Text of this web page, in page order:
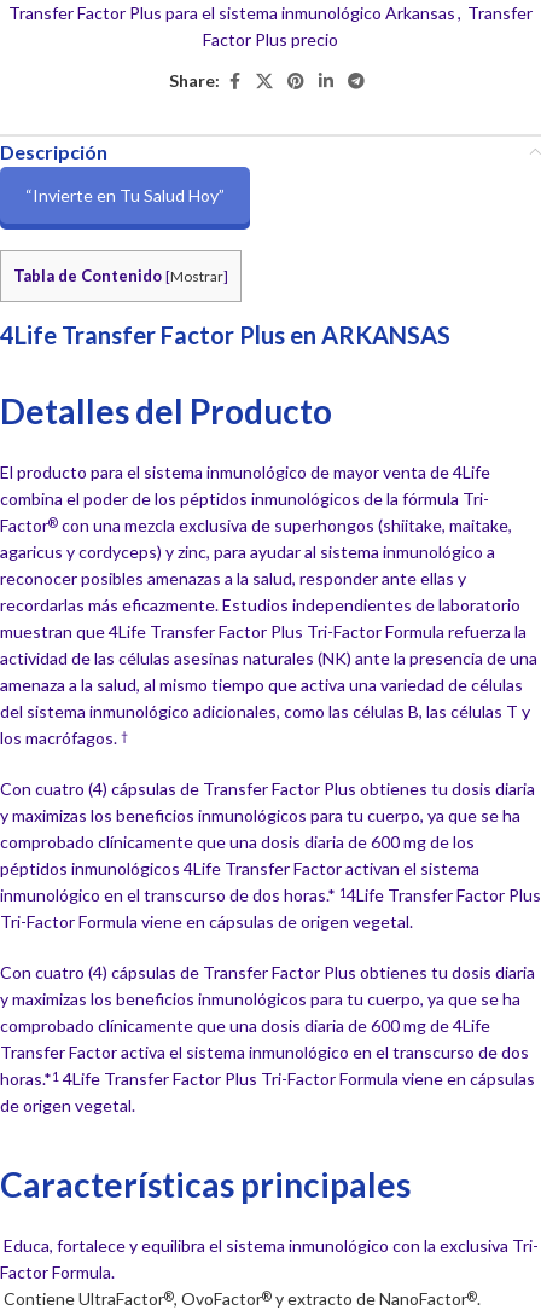
Transfer Factor Plus para el sistema inmunológico Arkansas, Transfer
Factor Plus precio
Share:
Descripción
“Invierte en Tu Salud Hoy”
Tabla de Contenido [Mostrar]
4Life Transfer Factor Plus en ARKANSAS
Detalles del Producto
El producto para el sistema inmunológico de mayor venta de 4Life
combina el poder de los péptidos inmunológicos de la fórmula Tri-
Factor® con una mezcla exclusiva de superhongos (shiitake, maitake,
agaricus y cordyceps) y zinc, para ayudar al sistema inmunológico a
reconocer posibles amenazas a la salud, responder ante ellas y
recordarlas más eficazmente. Estudios independientes de laboratorio
muestran que 4Life Transfer Factor Plus Tri-Factor Formula refuerza la
actividad de las células asesinas naturales (NK) ante la presencia de una
amenaza a la salud, al mismo tiempo que activa una variedad de células
del sistema inmunológico adicionales, como las células B, las células T y
los macrófagos. †
Con cuatro (4) cápsulas de Transfer Factor Plus obtienes tu dosis diaria
y maximizas los beneficios inmunológicos para tu cuerpo, ya que se ha
comprobado clínicamente que una dosis diaria de 600 mg de los
péptidos inmunológicos 4Life Transfer Factor activan el sistema
inmunológico en el transcurso de dos horas.* 1 4Life Transfer Factor Plus
Tri-Factor Formula viene en cápsulas de origen vegetal.
Con cuatro (4) cápsulas de Transfer Factor Plus obtienes tu dosis diaria
y maximizas los beneficios inmunológicos para tu cuerpo, ya que se ha
comprobado clínicamente que una dosis diaria de 600 mg de 4Life
Transfer Factor activa el sistema inmunológico en el transcurso de dos
horas.*1 4Life Transfer Factor Plus Tri-Factor Formula viene en cápsulas
de origen vegetal.
Características principales
Educa, fortalece y equilibra el sistema inmunológico con la exclusiva Tri-
Factor Formula.
Contiene UltraFactor®, OvoFactor® y extracto de NanoFactor®.